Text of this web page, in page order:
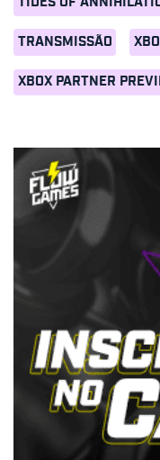
TRANSMISSÃO
XBOX PARTNER